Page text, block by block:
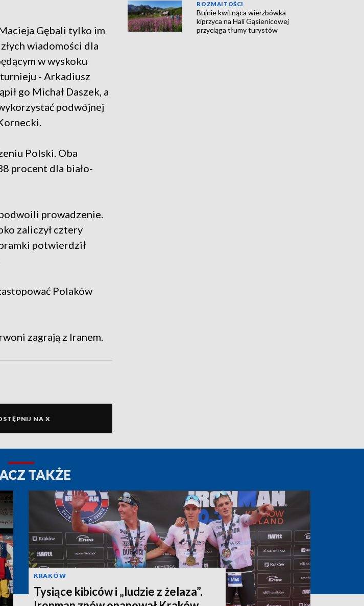
Gębali tylko im
wiadomości dla
w wyskoku
- Arkadiusz
go Michał Daszek, a
podwójnej
Polski. Oba
procent dla biało-
prowadzenie.
zaliczył cztery
potwierdził
Polaków
zagrają z Iranem.
NA X
ROZMAITOŚCI
Bujnie kwitnąca wierzbówka
kiprzyca na Hali Gąsienicowej
przyciąga tłumy turystów
TAKŻE
KRAKÓW
Tysiące kibiców i „ludzie z żelaza”.